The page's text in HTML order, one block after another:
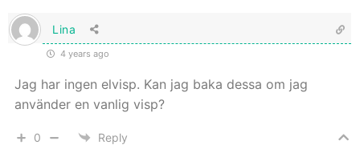
Lina
4 years ago
Jag har ingen elvisp. Kan jag baka dessa om jag
använder en vanlig visp?
0 Reply